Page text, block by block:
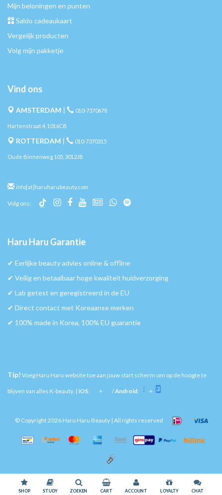
Wij slaan cookies op om onze website te verbeteren. Is dat akkoord?
Meer over cookies »
SHOP STUDY ZOEKEN CART ACCOUNT LOYALTY CHAT
Mijn beloningen en punten
Saldo cadeaukaart
Vergelijk producten
Volg mijn pakketje
Vind ons
AMSTERDAM | 010-7370678
Hartenstraat 4, 1016CB
ROTTERDAM | 010-7370315
Oude Binnenweg 105, 3012JB
info[at]haruharubeauty.com
Volg ons:
Haru Haru Garantie
✔︎ Eerlijke beauty advies online & offline
✔︎ Veilig en betaalbaar hoge kwaliteit huidverzorging
✔︎ Lab getest en geregistreerd in de EU
✔︎ Direct contact met Koreaanse merken
✔︎ 100% made in Korea, 100% EU guarantie
Tip! Voeg Haru Haru website toe aan jouw start scherm om op de hoogte te
blijven van alles K-beauty. | iOS: + /Android: +
© Copyright 2026 Haru Haru Beauty | All rights reserved